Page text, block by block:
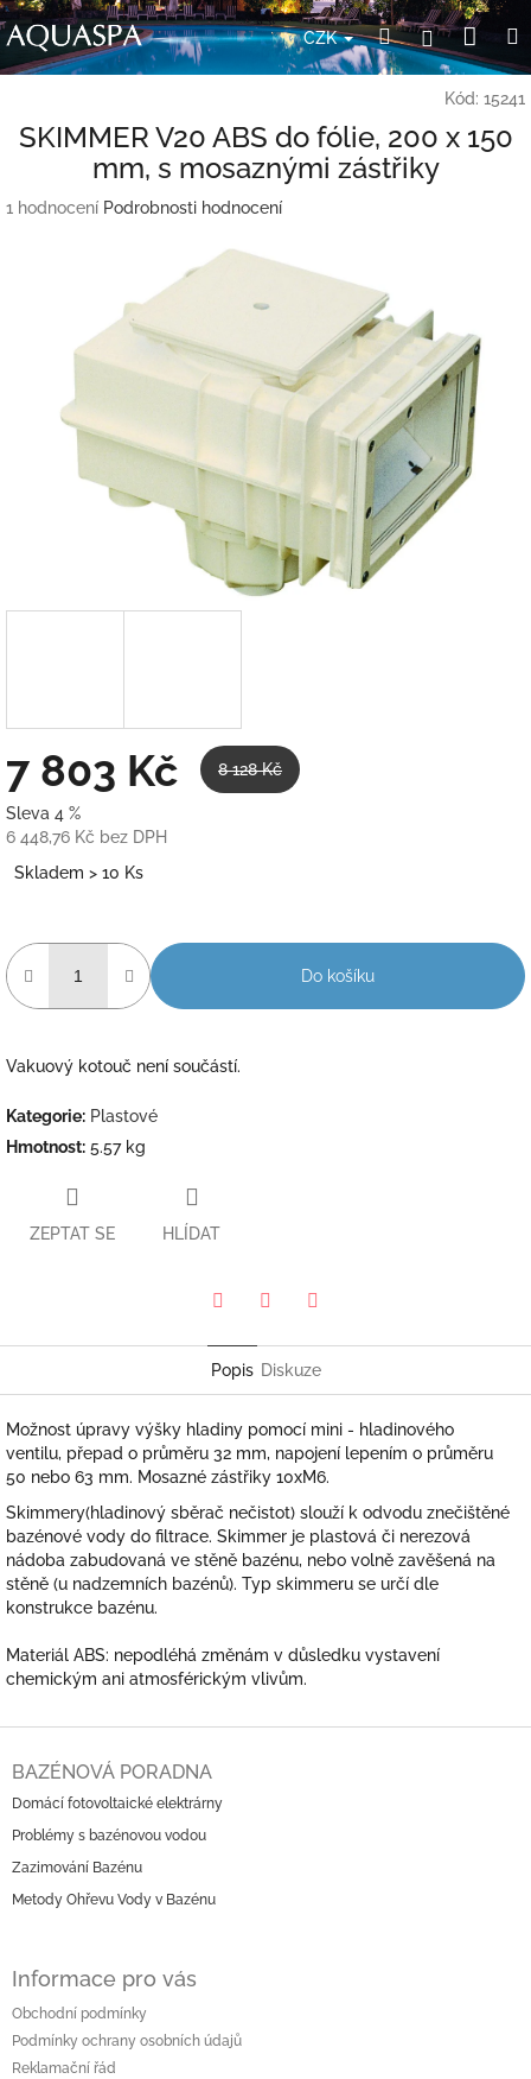
Přejít
na
obsah
CZK HledatPřihlášení
Kód: 15241
SKIMMER V20 ABS do fólie, 200 x 150
mm, s mosaznými zástřiky
Průměrné
1 hodnocení Podrobnosti hodnocení
7 803 Kč 8 128 Kč
Sleva 4 %
6 448,76 Kč bez DPH
cena:
Skladem > 10 Ks
Do košíku
Vakuový kotouč není součástí.
Kategorie: Plastové
Hmotnost: 5.57 kg
ZEPTAT SE HLÍDAT
Popis Diskuze
Možnost úpravy výšky hladiny pomocí mini - hladinového
ventilu, přepad o průměru 32 mm, napojení lepením o průměru
50 nebo 63 mm. Mosazné zástřiky 10xM6.
Skimmery(hladinový sběrač nečistot) slouží k odvodu znečištěné
bazénové vody do filtrace. Skimmer je plastová či nerezová
nádoba zabudovaná ve stěně bazénu, nebo volně zavěšená na
stěně (u nadzemních bazénů). Typ skimmeru se určí dle
konstrukce bazénu.
Materiál ABS: nepodléhá změnám v důsledku vystavení
chemickým ani atmosférickým vlivům.
BAZÉNOVÁ PORADNA
Domácí fotovoltaické elektrárny
Problémy s bazénovou vodou
Zazimování Bazénu
Metody Ohřevu Vody v Bazénu
Informace pro vás
Obchodní podmínky
Podmínky ochrany osobních údajů
Reklamační řád